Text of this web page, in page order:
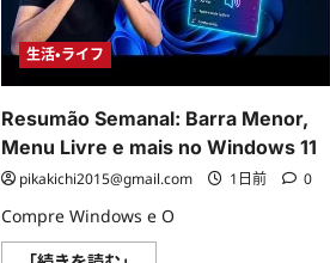
生活・ライフ
Resumão Semanal: Barra Menor,
Menu Livre e mais no Windows 11
pikakichi2015@gmail.com 1日前 0
Compre Windows e O